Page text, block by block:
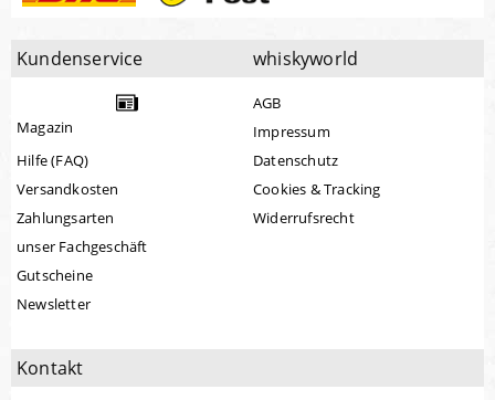
Kundenservice
Magazin
Hilfe (FAQ)
Versandkosten
Zahlungsarten
unser Fachgeschäft
Gutscheine
Newsletter
whiskyworld
AGB
Impressum
Datenschutz
Cookies & Tracking
Widerrufsrecht
Kontakt